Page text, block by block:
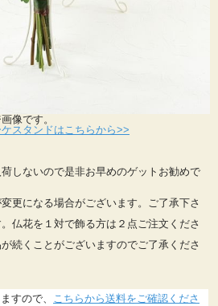
像です。
スタンドはこちらから>>
しないので是非お早めのゲットお勧めで
更になる場合がございます。ご了承下さ
仏花を１対で飾る方は２点ご注文くださ
続くことがございますのでご了承くださ
すので、 こちらから送料をご確認くださ